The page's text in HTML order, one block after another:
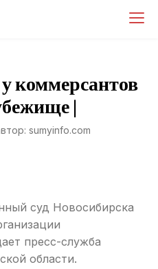
коммерсантов
|
sumyinfo.com
суд Новосибирска
пресс-служба
области.